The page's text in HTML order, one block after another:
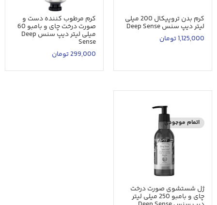
کرم بدن تروپیکال 200 میلی
لیتر دیپ سنس Deep Sense
1,125,000تومان
کرم مرطوب کننده دست و
صورت درخت چای و بامبو 60
میلی لیتر دیپ سنس Deep
Sense
299,000تومان
اتمام موجودی
ژل شستشوی صورت درخت
چای و بامبو 250 میلی لیتر